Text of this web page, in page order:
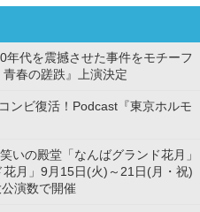
代を震撼させた事件をモチーフ
春の蹉跌』上演決定
ンビ復活！Podcast『東京ホルモ
いの殿堂「なんばグランド花月」
月」9月15日(火)～21日(月・祝)
演数で開催